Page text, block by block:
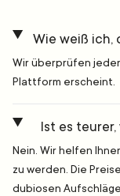
Wie weiß ich,
Wir überprüfen
Plattform erscheint.
Ist es
Nein. Wir helfen
zu werden. Die
dubiosen